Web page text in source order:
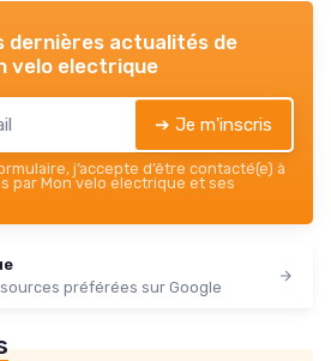
dernières actualités de
velo electrique
➔ Je m'inscris
j’accepte d’être contacté(e) à
par Mon velo electrique et ses
préférées sur Google